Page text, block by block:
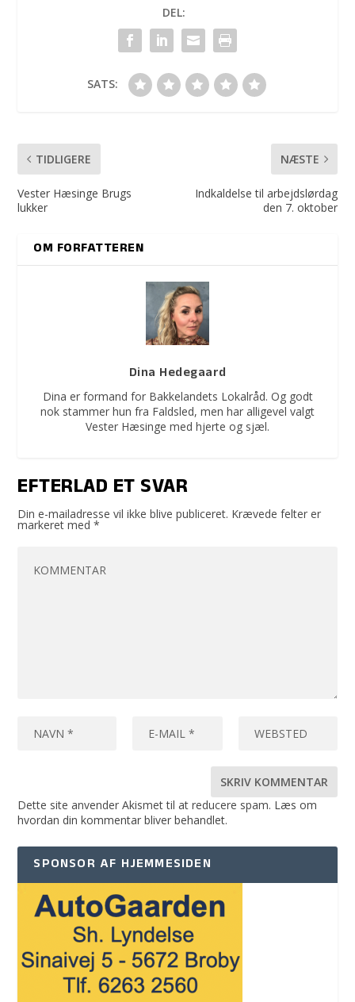
DEL:
SATS:
TIDLIGERE
Vester Hæsinge Brugs
lukker
NÆSTE
Indkaldelse til arbejdslørdag
den 7. oktober
OM FORFATTEREN
Dina Hedegaard
Dina er formand for Bakkelandets Lokalråd. Og godt
nok stammer hun fra Faldsled, men har alligevel valgt
Vester Hæsinge med hjerte og sjæl.
EFTERLAD ET SVAR
Din e-mailadresse vil ikke blive publiceret. Krævede felter er
markeret med*
Dette site anvender Akismet til at reducere spam. Læs om
hvordan din kommentar bliver behandlet.
SPONSOR AF HJEMMESIDEN